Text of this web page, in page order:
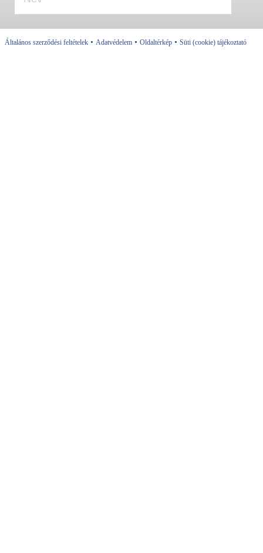
Általános szerződési feltételek • Adatvédelem • Oldaltérkép • Süti (cookie) tájékoztató